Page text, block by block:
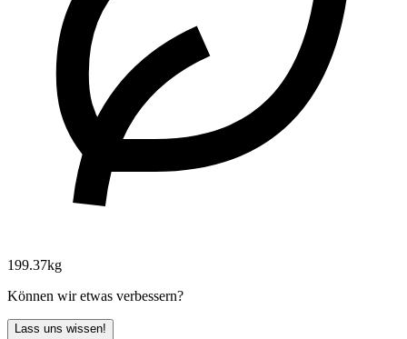
199.37kg
Können wir etwas verbessern?
Lass uns wissen!